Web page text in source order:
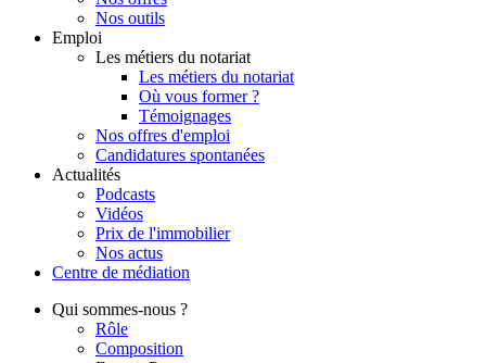
Nos outils
Emploi
Les métiers du notariat
Les métiers du notariat
Où vous former ?
Témoignages
Nos offres d'emploi
Candidatures spontanées
Actualités
Podcasts
Vidéos
Prix de l'immobilier
Nos actus
Centre de médiation
Qui sommes-nous ?
Rôle
Composition